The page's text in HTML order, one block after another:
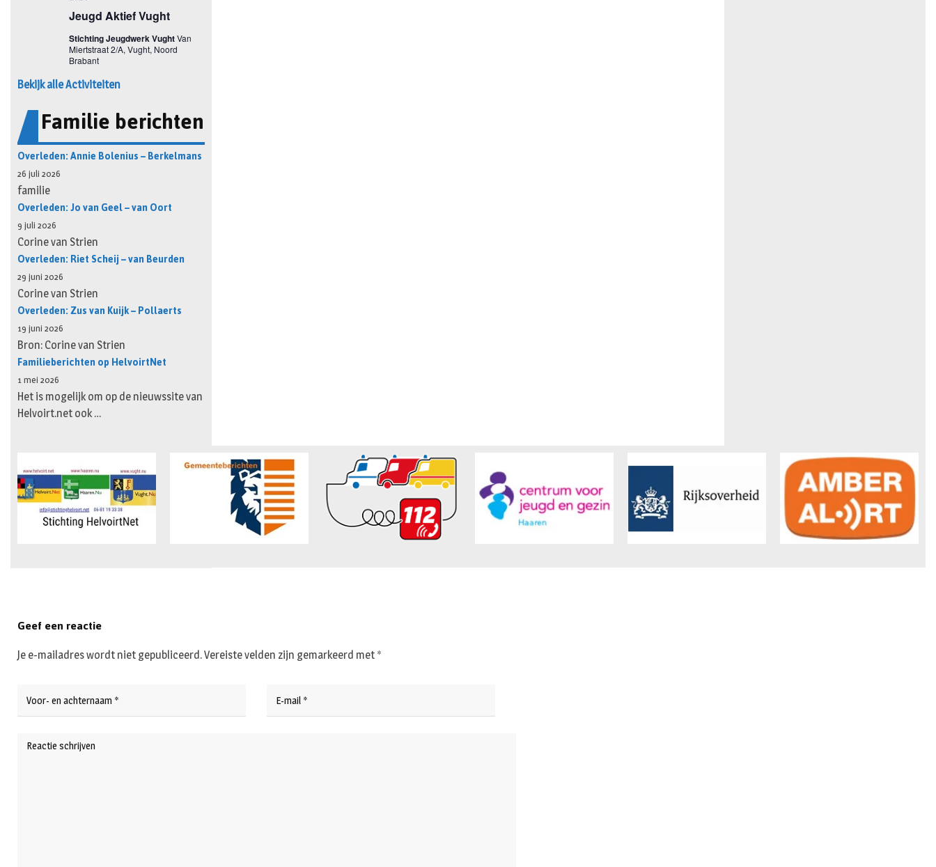
Bekijk alle Activiteiten
Familie berichten
Overleden: Annie Bolenius – Berkelmans
26 juli 2026
familie
Overleden: Jo van Geel – van Oort
9 juli 2026
Corine van Strien
Overleden: Riet Scheij – van Beurden
29 juni 2026
Corine van Strien
Overleden: Zus van Kuijk – Pollaerts
19 juni 2026
Bron: Corine van Strien
Familieberichten op HelvoirtNet
1 mei 2026
Het is mogelijk om op de nieuwssite van
Helvoirt.net ook …
Geef een reactie
Je e-mailadres wordt niet gepubliceerd.Vereiste velden zijn gemarkeerd met *